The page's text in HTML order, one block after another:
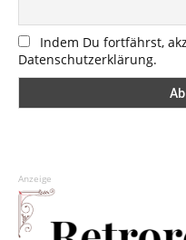
Indem Du fortfährst,
Datenschutzerklärung.
Anzeige